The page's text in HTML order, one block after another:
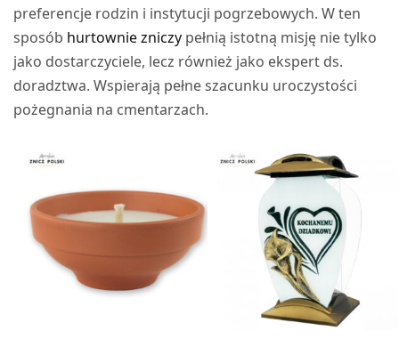
preferencje rodzin i instytucji pogrzebowych. W ten
sposób hurtownie zniczy pełnią istotną misję nie tylko
jako dostarczyciele, lecz również jako ekspert ds.
doradztwa. Wspierają pełne szacunku uroczystości
pożegnania na cmentarzach.